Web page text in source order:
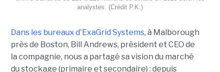
analystes. (Crédit P.K.)
Dans les bureaux d'ExaGrid Systems, à Malborough
près de Boston, Bill Andrews, président et CEO de
la compagnie, nous a partagé sa vision du marché
du stockage (primaire et secondaire) : depuis